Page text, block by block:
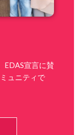
EDAS宣言に賛
ュニティで